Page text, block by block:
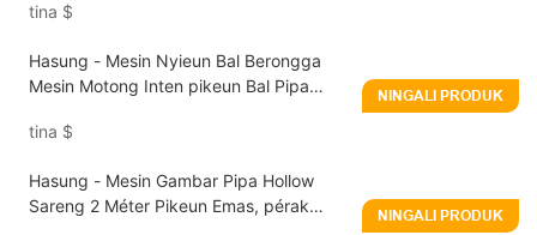
tina $
Hasung - Mesin Nyieun Bal Berongga
Mesin Motong Inten pikeun Bal Pipa
tina $
NINGALI PRODUK
Hasung - Mesin Gambar Pipa Hollow
Sareng 2 Méter Pikeun Emas, pérak
NINGALI PRODUK